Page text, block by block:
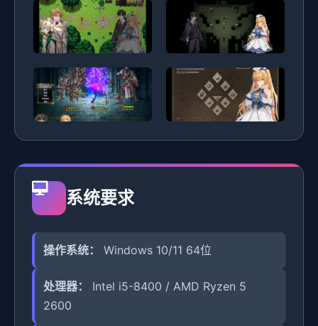
系统要求
操作系统： Windows 10/11 64位
处理器：
Intel i5-8400 / AMD Ryzen 5
2600